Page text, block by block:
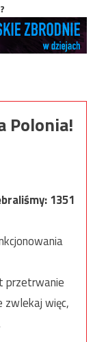
Polonia!
1351
przetrwanie
zwlekaj więc,